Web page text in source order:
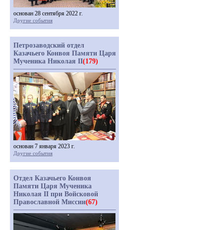
основан 28 сентября 2022 г.
Другие события
Петрозаводский отдел
Казачьего Конвоя Памяти Царя
Мученика Николая II(179)
основан 7 января 2023 г.
Другие события
Отдел Казачьего Конвоя
Памяти Царя Мученика
Николая II при Войсковой
Православной Миссии(67)